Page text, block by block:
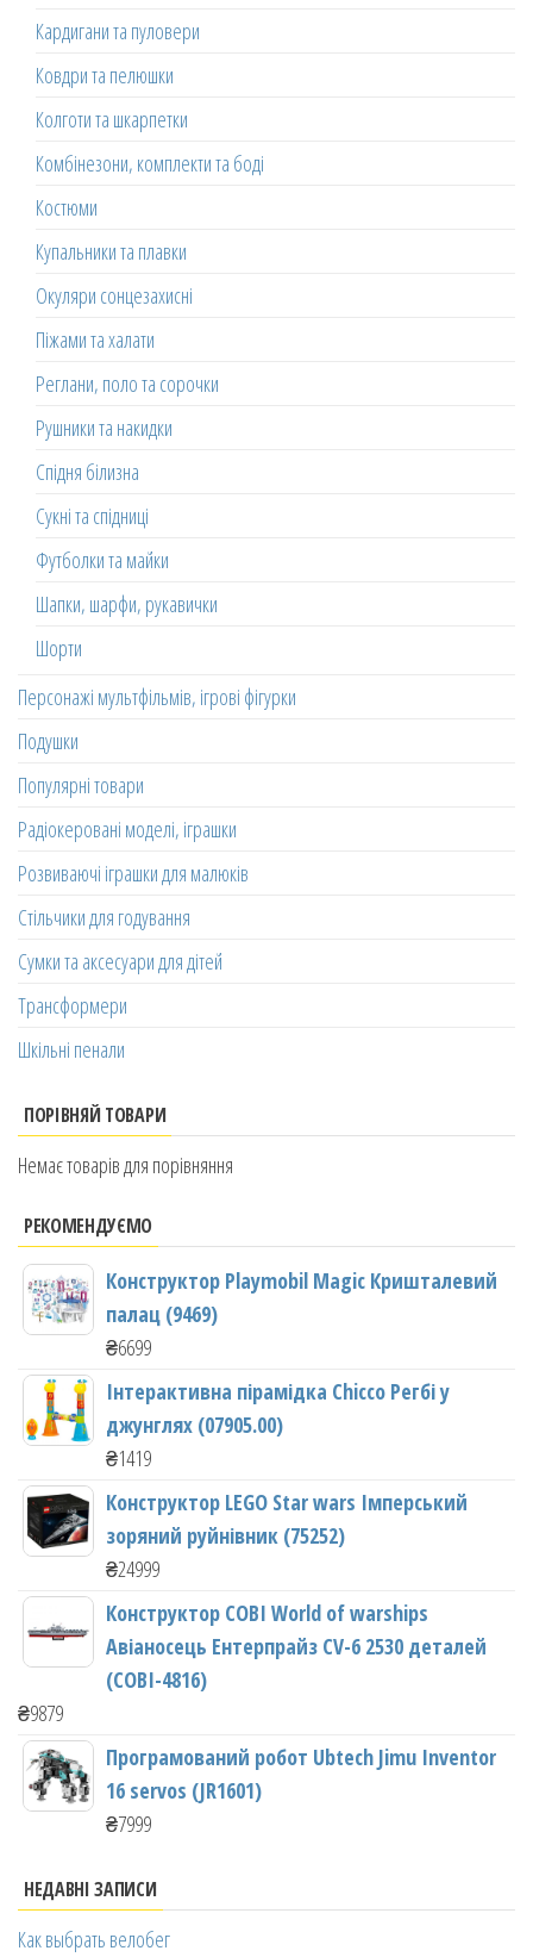
Кардигани та пуловери
Ковдри та пелюшки
Колготи та шкарпетки
Комбінезони, комплекти та боді
Костюми
Купальники та плавки
Окуляри сонцезахисні
Піжами та халати
Реглани, поло та сорочки
Рушники та накидки
Спідня білизна
Сукні та спідниці
Футболки та майки
Шапки, шарфи, рукавички
Шорти
Персонажі мультфільмів, ігрові фігурки
Подушки
Популярні товари
Радіокеровані моделі, іграшки
Розвиваючі іграшки для малюків
Стільчики для годування
Сумки та аксесуари для дітей
Трансформери
Шкільні пенали
ПОРІВНЯЙ ТОВАРИ
Немає товарів для порівняння
РЕКОМЕНДУЄМО
Конструктор Playmobil Magic Кришталевий
палац (9469)
₴6699
Інтерактивна пірамідка Chicco Регбі у
джунглях (07905.00)
₴1419
Конструктор LEGO Star wars Імперський
зоряний руйнівник (75252)
₴24999
Конструктор COBI World of warships
Авіаносець Ентерпрайз CV-6 2530 деталей
(COBI-4816)
₴9879
Програмований робот Ubtech Jimu Inventor
16 servos (JR1601)
₴7999
НЕДАВНІ ЗАПИСИ
Как выбрать велобег